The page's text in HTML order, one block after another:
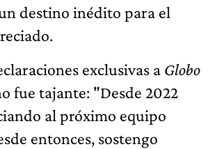
destino inédito para el
exclusivas a Globo
fue tajante: "Desde 2022
al próximo equipo
entonces, sostengo